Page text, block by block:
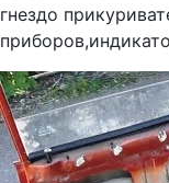
гнездо